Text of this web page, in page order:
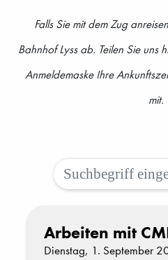
Falls Sie mit dem Zug
Bahnhof Lyss ab. Teilen Sie uns
Anmeldemaske Ihre
mit.
Arbeiten mit
Dienstag, 1. September